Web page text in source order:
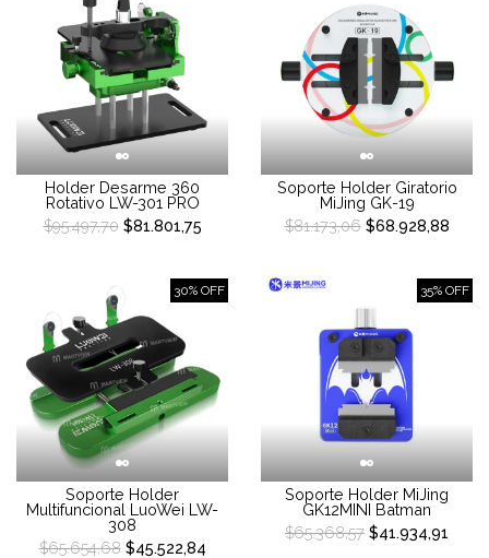
Holder Desarme 360
Rotativo LW-301 PRO
$95.497,70$81.801,75
Soporte Holder Giratorio
MiJing GK-19
$81.173,06$68.928,88
30% OFF
Soporte Holder
Multifuncional LuoWei LW-
308
$65.654,68$45.522,84
35% OFF
Soporte Holder MiJing
GK12MINI Batman
$65.368,57 $41.934,91